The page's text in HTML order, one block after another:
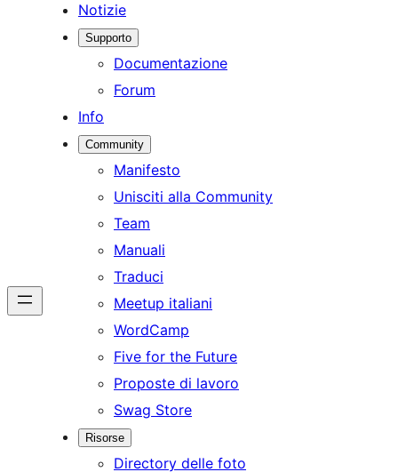
Notizie
Supporto
Documentazione
Forum
Info
Community
Manifesto
Unisciti alla Community
Team
Manuali
Traduci
Meetup italiani
WordCamp
Five for the Future
Proposte di lavoro
Swag Store
Risorse
Directory delle foto